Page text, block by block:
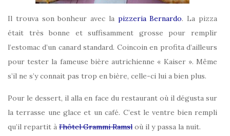
Il trouva son bonheur avec la pizzeria Bernardo. La pizza
était très bonne et suffisamment grosse pour remplir
l’estomac d’un canard standard. Coincoin en profita d’ailleurs
pour tester la fameuse bière autrichienne « Kaiser ». Même
s’il ne s’y connait pas trop en bière, celle-ci lui a bien plus.
Pour le dessert, il alla en face du restaurant où il dégusta sur
la terrasse une glace et un café. C’est le ventre bien rempli
qu’il repartit à l’hôtel Grammi Ramsl où il y passa la nuit.